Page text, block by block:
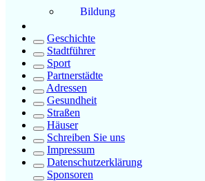
Bildung
Geschichte
Stadtführer
Sport
Partnerstädte
Adressen
Gesundheit
Straßen
Häuser
Schreiben Sie uns
Impressum
Datenschutzerklärung
Sponsoren